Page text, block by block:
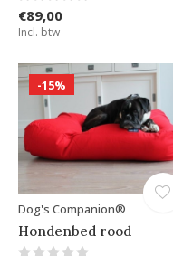
€89,00
Incl. btw
-15%
Dog's Companion®
Hondenbed rood